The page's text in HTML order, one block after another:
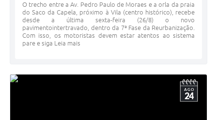
O trecho entre a Av. Pedro Paulo de Moraes e a orla da praia
do Saco da Capela, próximo à Vila (centro histórico), recebe
desde a última sexta-feira (26/8) o novo
pavimentointertravado, dentro da 7ª Fase da Reurbanização.
Com isso, os motoristas devem estar atentos ao sistema
pare e siga Leia mais
AGO
24